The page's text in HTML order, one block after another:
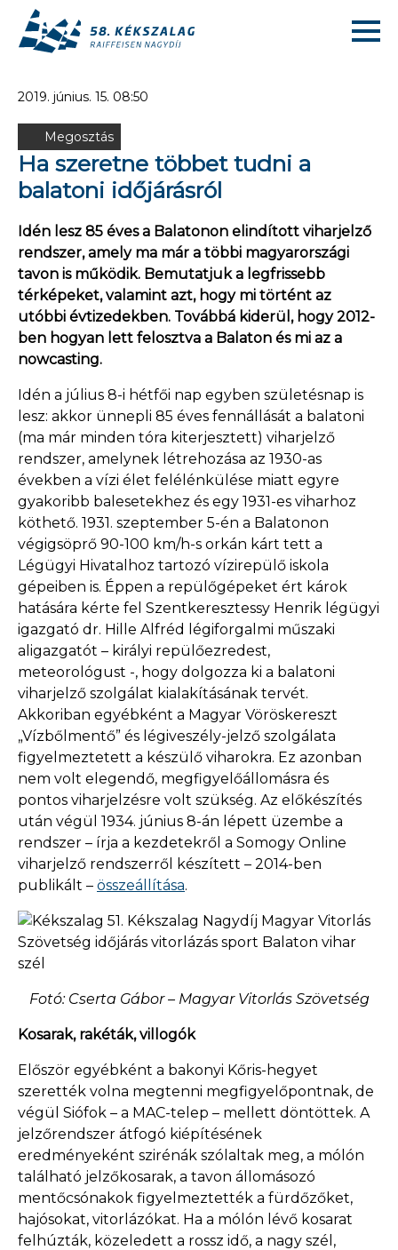
2019. június. 15. 08:50
Megosztás
Ha szeretne többet tudni a
balatoni időjárásról
Idén lesz 85 éves a Balatonon elindított viharjelző
rendszer, amely ma már a többi magyarországi
tavon is működik. Bemutatjuk a legfrissebb
térképeket, valamint azt, hogy mi történt az
utóbbi évtizedekben. Továbbá kiderül, hogy 2012-
ben hogyan lett felosztva a Balaton és mi az a
nowcasting.
Idén a július 8-i hétfői nap egyben születésnap is
lesz: akkor ünnepli 85 éves fennállását a balatoni
(ma már minden tóra kiterjesztett) viharjelző
rendszer, amelynek létrehozása az 1930-as
években a vízi élet felélénkülése miatt egyre
gyakoribb balesetekhez és egy 1931-es viharhoz
köthető. 1931. szeptember 5-én a Balatonon
végigsöprő 90-100 km/h-s orkán kárt tett a
Légügyi Hivatalhoz tartozó vízirepülő iskola
gépeiben is. Éppen a repülőgépeket ért károk
hatására kérte fel Szentkeresztessy Henrik légügyi
igazgató dr. Hille Alfréd légiforgalmi műszaki
aligazgatót – királyi repülőezredest,
meteorológust -, hogy dolgozza ki a balatoni
viharjelző szolgálat kialakításának tervét.
Akkoriban egyébként a Magyar Vöröskereszt
„Vízbőlmentő” és légiveszély-jelző szolgálata
figyelmeztetett a készülő viharokra. Ez azonban
nem volt elegendő, megfigyelőállomásra és
pontos viharjelzésre volt szükség. Az előkészítés
után végül 1934. június 8-án lépett üzembe a
rendszer – írja a kezdetekről a Somogy Online
viharjelző rendszerről készített – 2014-ben
publikált – összeállítása.
Fotó: Cserta Gábor – Magyar Vitorlás Szövetség
Kosarak, rakéták, villogók
Először egyébként a bakonyi Kőris-hegyet
szerették volna megtenni megfigyelőpontnak, de
végül Siófok – a MAC-telep – mellett döntöttek. A
jelzőrendszer átfogó kiépítésének
eredményeként szirénák szólaltak meg, a mólón
található jelzőkosarak, a tavon állomásozó
mentőcsónakok figyelmeztették a fürdőzőket,
hajósokat, vitorlázókat. Ha a mólón lévő kosarat
felhúzták, közeledett a rossz idő, a nagy szél,